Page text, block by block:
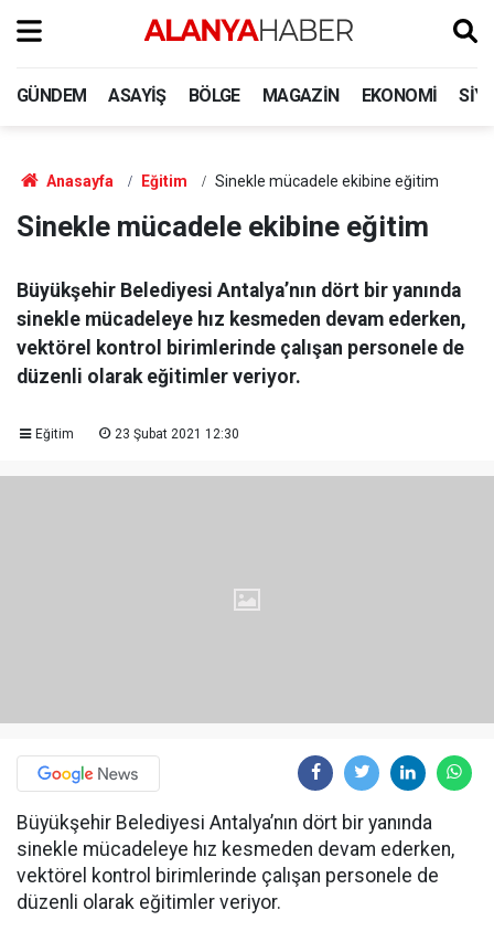
GÜNDEM ASAYIŞ BÖLGE MAGAZIN EKONOMI
Anasayfa Eğitim Sinekle mücadele ekibine eğitim
Sinekle mücadele ekibine eğitim
Büyükşehir Belediyesi Antalya’nın dört bir yanında
sinekle mücadeleye hız kesmeden devam ederken,
vektörel kontrol birimlerinde çalışan personele de
düzenli olarak eğitimler veriyor.
Eğitim 23 Şubat 2021 12:30
Büyükşehir Belediyesi Antalya’nın dört bir yanında
sinekle mücadeleye hız kesmeden devam ederken,
vektörel kontrol birimlerinde çalışan personele de
düzenli olarak eğitimler veriyor.